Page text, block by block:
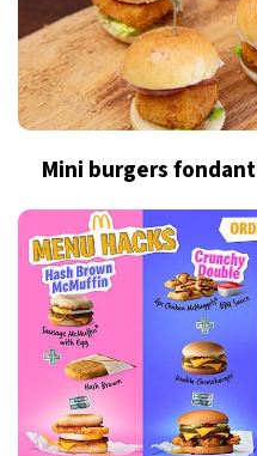
Mini burgers fondant